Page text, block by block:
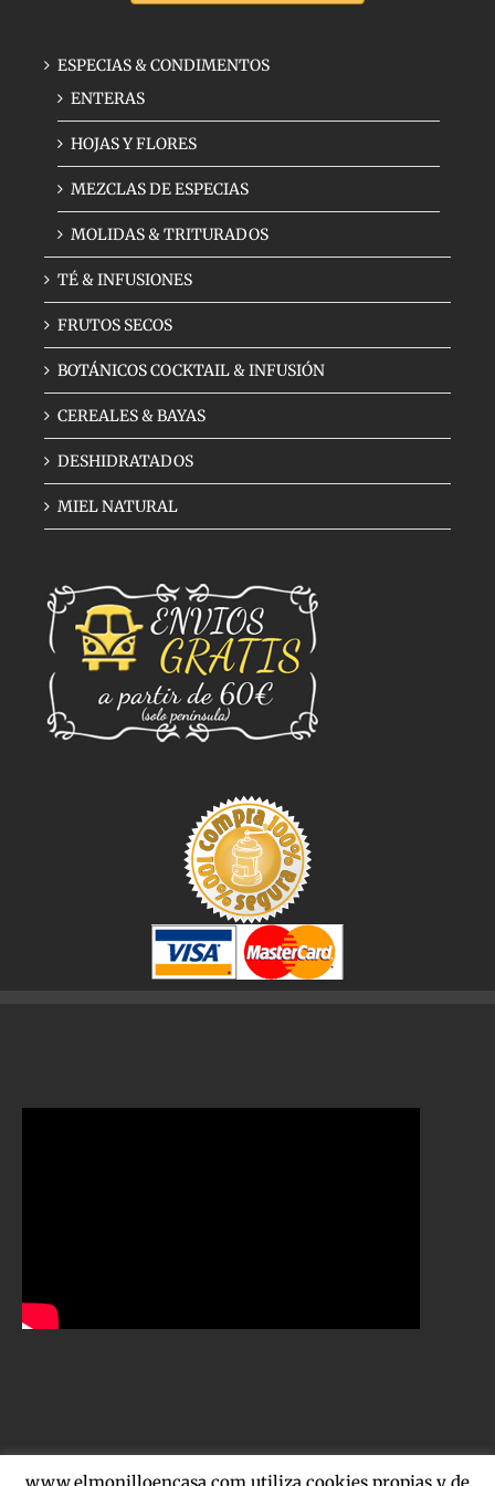
ESPECIAS & CONDIMENTOS
ENTERAS
HOJAS Y FLORES
MEZCLAS DE ESPECIAS
MOLIDAS & TRITURADOS
TÉ & INFUSIONES
FRUTOS SECOS
BOTÁNICOS COCKTAIL & INFUSIÓN
CEREALES & BAYAS
DESHIDRATADOS
MIEL NATURAL
www.elmonilloencasa.com utiliza cookies propias y de